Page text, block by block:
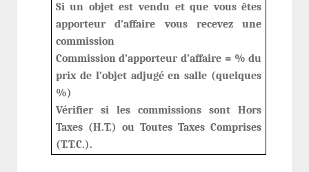
Si un objet est vendu et que vous êtes
apporteur d’affaire vous recevez une
commission
Commission d’apporteur d’affaire = % du
prix de l’objet adjugé en salle (quelques
%)
Vérifier si les commissions sont Hors
Taxes (H.T.) ou Toutes Taxes Comprises
(T.T.C.).